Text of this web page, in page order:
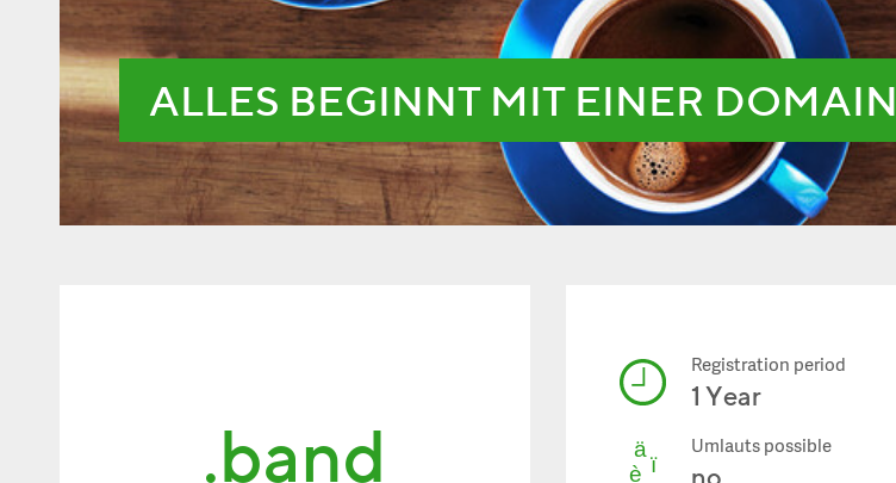
ALLES BEGINNT MIT EINER DOMAIN
.band
Registration period
1 Year
Umlauts possible